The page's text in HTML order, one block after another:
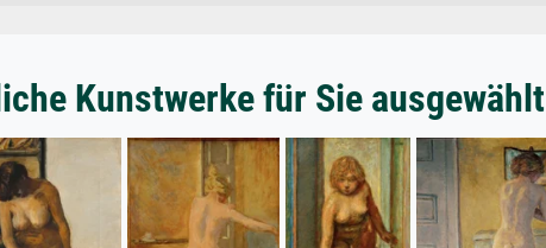
Kunstwerke für Sie ausgewählt